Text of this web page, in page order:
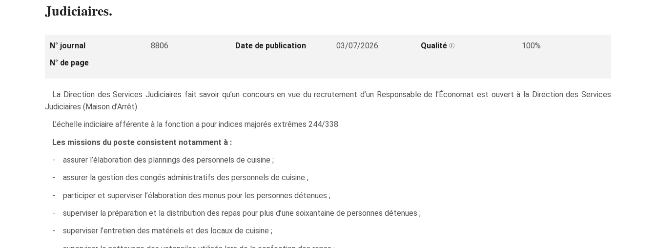
Judiciaires.
N° journal 8806 Date de publication 03/07/2026 Qualité
100%
N° de page
La Direction des Services Judiciaires fait savoir qu’un concours en vue du recrutement d’un Responsable de l’Économat est ouvert à la Direction des Services
Judiciaires (Maison d’Arrêt).
L’échelle indiciaire afférente à la fonction a pour indices majorés extrêmes 244/338.
Les missions du poste consistent notamment à :
- assurer l’élaboration des plannings des personnels de cuisine ;
- assurer la gestion des congés administratifs des personnels de cuisine ;
- participer et superviser l’élaboration des menus pour les personnes détenues ;
- superviser la préparation et la distribution des repas pour plus d’une soixantaine de personnes détenues ;
- superviser l’entretien des matériels et des locaux de cuisine ;